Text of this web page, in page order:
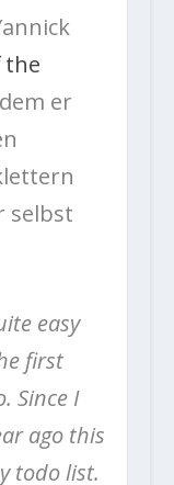
the
er
selbst
easy
first
Since I
ago this
todo list.